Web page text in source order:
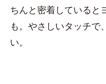
ちんと密着していると
も。やさしいタッチで
い。